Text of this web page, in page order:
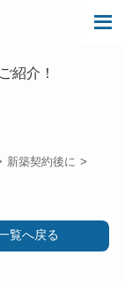
紹介！
新築契約後に
覧へ戻る